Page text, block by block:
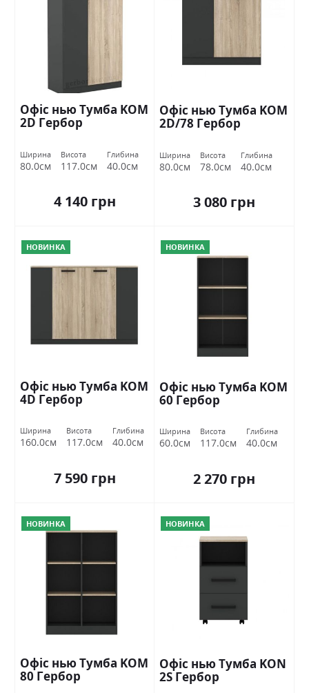
Офіс нью Тумба KOM
2D Гербор
Ширина
80.0см
Висота
117.0см
Глибина
40.0см
4 140 грн
Офіс нью Тумба KOM
2D/78 Гербор
Ширина
80.0см
Висота
78.0см
Глибина
40.0см
3 080 грн
НОВИНКА
Офіс нью Тумба KOM
4D Гербор
Ширина
160.0см
Висота
117.0см
Глибина
40.0см
7 590 грн
НОВИНКА
Офіс нью Тумба KOM
60 Гербор
Ширина
60.0см
Висота
117.0см
Глибина
40.0см
2 270 грн
НОВИНКА
Офіс нью Тумба KOM
80 Гербор
НОВИНКА
Офіс нью Тумба KON
2S Гербор